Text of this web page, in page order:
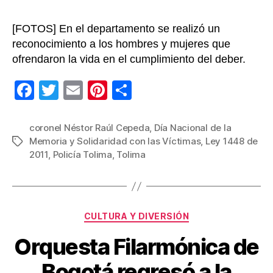
[FOTOS] En el departamento se realizó un
reconocimiento a los hombres y mujeres que
ofrendaron la vida en el cumplimiento del deber.
F
c
e
o
T
tt
er
E
ail
Pi
er
e
m
p
tir
Etiquetas
coronel Néstor Raúl Cepeda, Día Nacional de la
Memoria y Solidaridad con las Víctimas, Ley 1448 de
2011, Policía Tolima, Tolima
Categorías
CULTURA Y DIVERSIÓN
Orquesta Filarmónica de